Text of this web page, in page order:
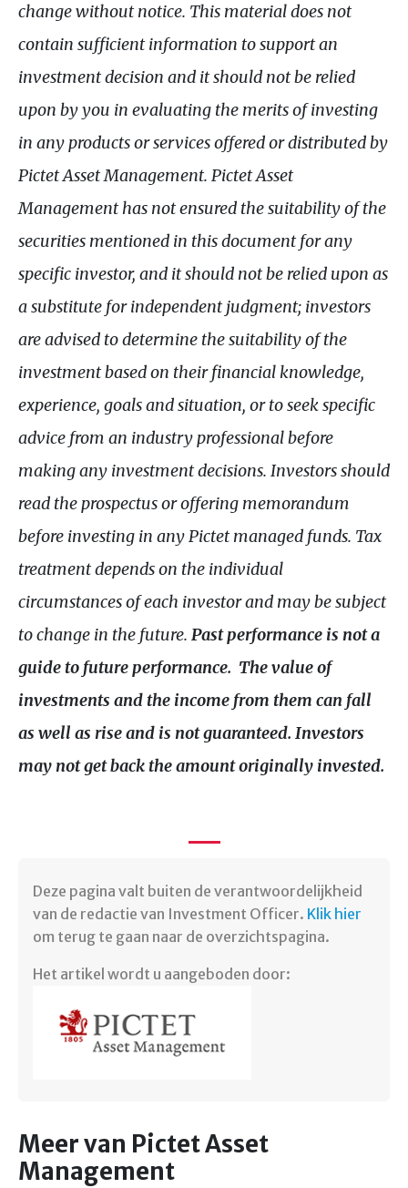
change without notice. This material does not
contain sufficient information to support an
investment decision and it should not be relied
upon by you in evaluating the merits of investing
in any products or services offered or distributed by
Pictet Asset Management. Pictet Asset
Management has not ensured the suitability of the
securities mentioned in this document for any
specific investor, and it should not be relied upon as
a substitute for independent judgment; investors
are advised to determine the suitability of the
investment based on their financial knowledge,
experience, goals and situation, or to seek specific
advice from an industry professional before
making any investment decisions. Investors should
read the prospectus or offering memorandum
before investing in any Pictet managed funds. Tax
treatment depends on the individual
circumstances of each investor and may be subject
to change in the future. Past performance is not a
guide to future performance. The value of
investments and the income from them can fall
as well as rise and is not guaranteed. Investors
may not get back the amount originally invested.
Deze pagina valt buiten de verantwoordelijkheid
van de redactie van Investment Officer. Klik hier
om terug te gaan naar de overzichtspagina.
Het artikel wordt u aangeboden door:
Meer van Pictet Asset
Management